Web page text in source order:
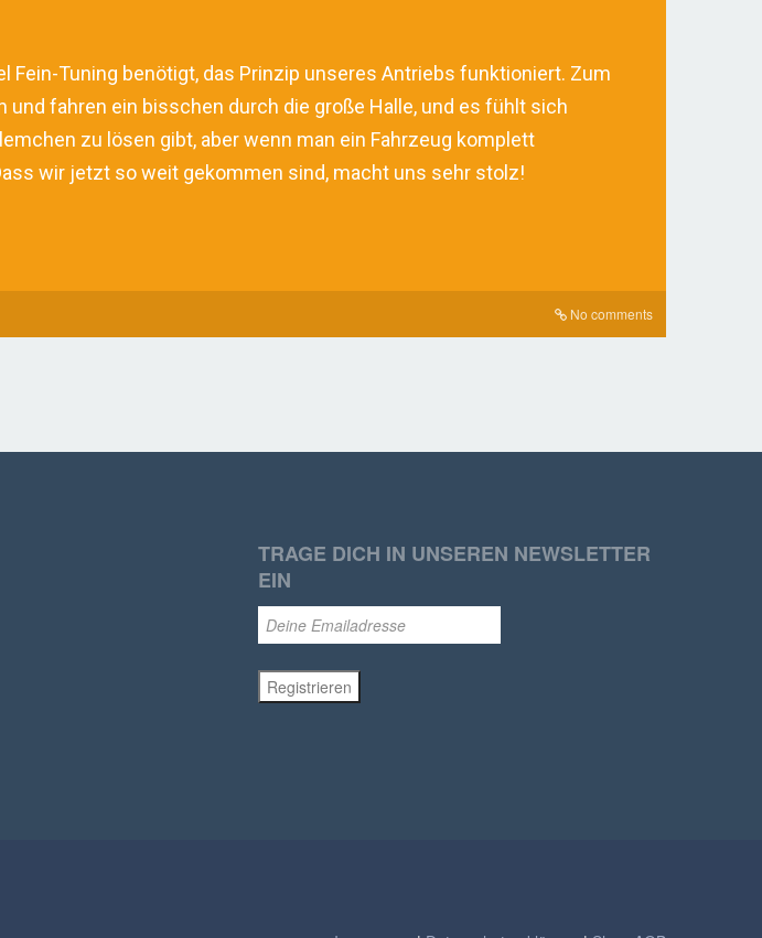
Tuning benötigt, das Prinzip unseres Antriebs funktioniert. Zum
fahren ein bisschen durch die große Halle, und es fühlt sich
zu lösen gibt, aber wenn man ein Fahrzeug komplett
wir jetzt so weit gekommen sind, macht uns sehr stolz!
No comments
TRAGE DICH IN UNSEREN NEWSLETTER
EIN